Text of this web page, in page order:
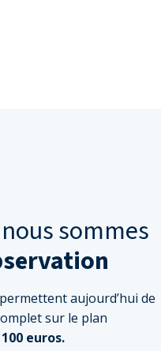
sommes
aujourd’hui de
sur le plan
euros.